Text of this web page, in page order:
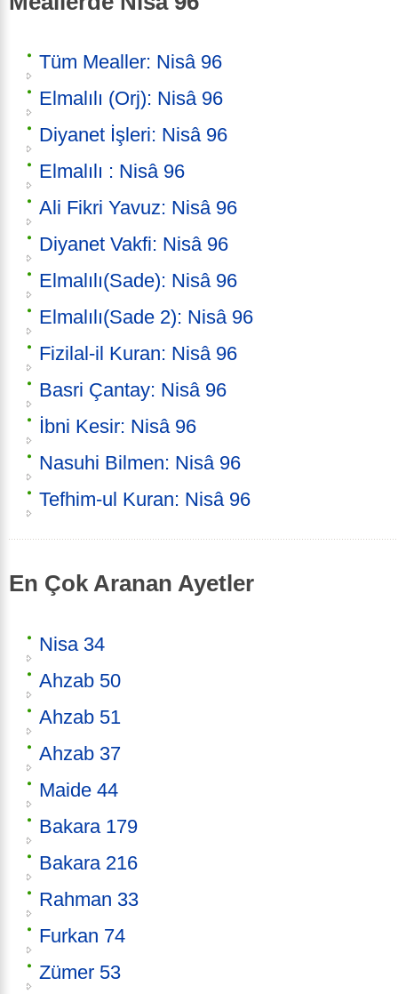
Tüm Mealler: Nisâ 96
Elmalılı (Orj): Nisâ 96
Diyanet İşleri: Nisâ 96
Elmalılı : Nisâ 96
Ali Fikri Yavuz: Nisâ 96
Diyanet Vakfi: Nisâ 96
Elmalılı(Sade): Nisâ 96
Elmalılı(Sade 2): Nisâ 96
Fizilal-il Kuran: Nisâ 96
Basri Çantay: Nisâ 96
İbni Kesir: Nisâ 96
Nasuhi Bilmen: Nisâ 96
Tefhim-ul Kuran: Nisâ 96
En Çok Aranan Ayetler
Nisa 34
Ahzab 50
Ahzab 51
Ahzab 37
Maide 44
Bakara 179
Bakara 216
Rahman 33
Furkan 74
Zümer 53